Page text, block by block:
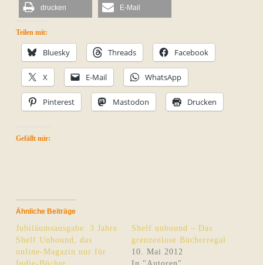
drucken E-Mail
Teilen mit:
Bluesky Threads Facebook
X E-Mail WhatsApp
Pinterest Mastodon Drucken
Gefällt mir:
Ähnliche Beiträge
Jubiläumsausgabe: 3 Jahre
Shelf Unbound, das
online-Magazin nur für
Shelf unbound – Das
grenzenlose Bücherregal
10. Mai 2012